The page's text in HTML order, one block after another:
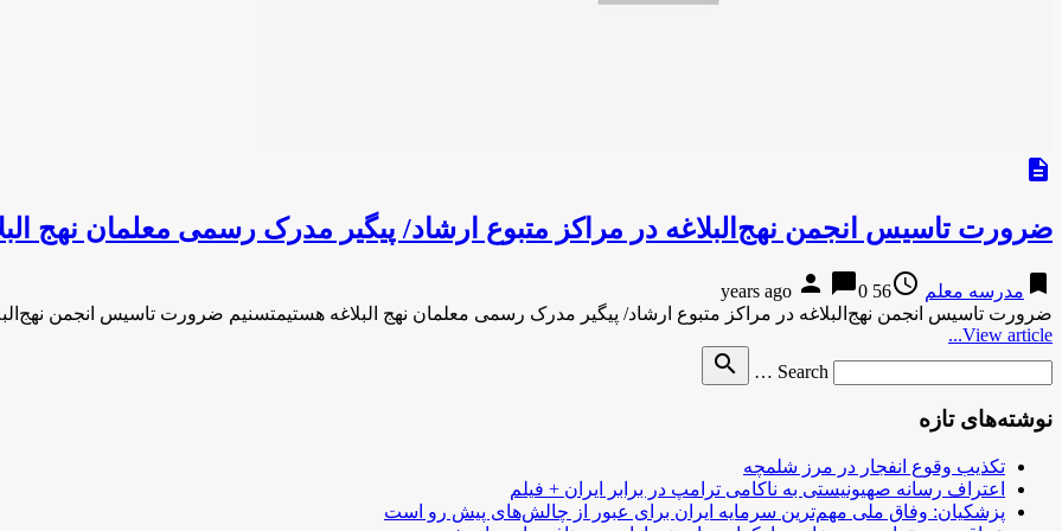
description
ضرورت تاسیس انجمن نهج‌البلاغه در مراکز متبوع ارشاد/ پیگیر مدرک رسمی معلمان نهج
bookmark مدرسه معلم access_time
56 years ago
person chat_bubble0
ضرورت تاسیس انجمن نهج‌البلاغه در مراکز متبوع ارشاد/ پیگیر مدرک رسمی معلمان نهج البلاغه هستیمتسنیم ضرورت تاسیس انجمن
View article...
Search …
search
نوشته‌های تازه
تکذیب وقوع انفجار در مرز شلمچه
اعتراف رسانه صهیونیستی به ناکامی ترامپ در برابر ایران + فیلم
پزشکیان: وفاق ملی مهم‌ترین سرمایه ایران برای عبور از چالش‌های پیش رو است